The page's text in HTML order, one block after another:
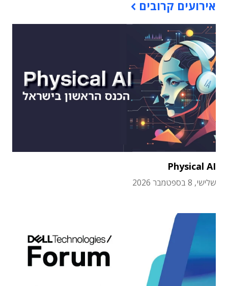
אירועים קרובים
Physical AI
שלישי, 8 בספטמבר 2026